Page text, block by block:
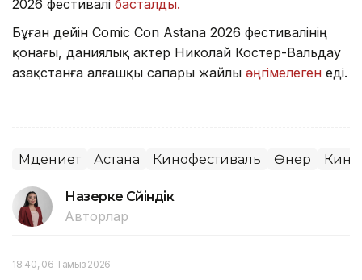
2026 фестивалі басталды.
Бұған дейін Comic Con Astana 2026 фестивалінің
қонағы, даниялық актер Николай Костер-Вальдау
Қазақстанға алғашқы сапары жайлы әңгімелеген еді.
Мәдениет Астана Кинофестиваль Өнер Кино
Назерке Сүйіндік
Авторлар
18:40, 06 Тамыз 2026